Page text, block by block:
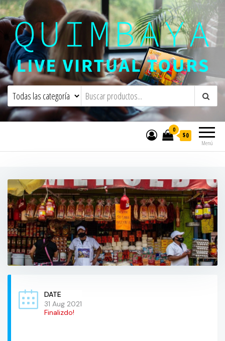
Quimbaya Virtual ToursLive Interactive Virtual Tours and
Menú
0
$0
DATE
31 Aug 2021
Finalizdo!